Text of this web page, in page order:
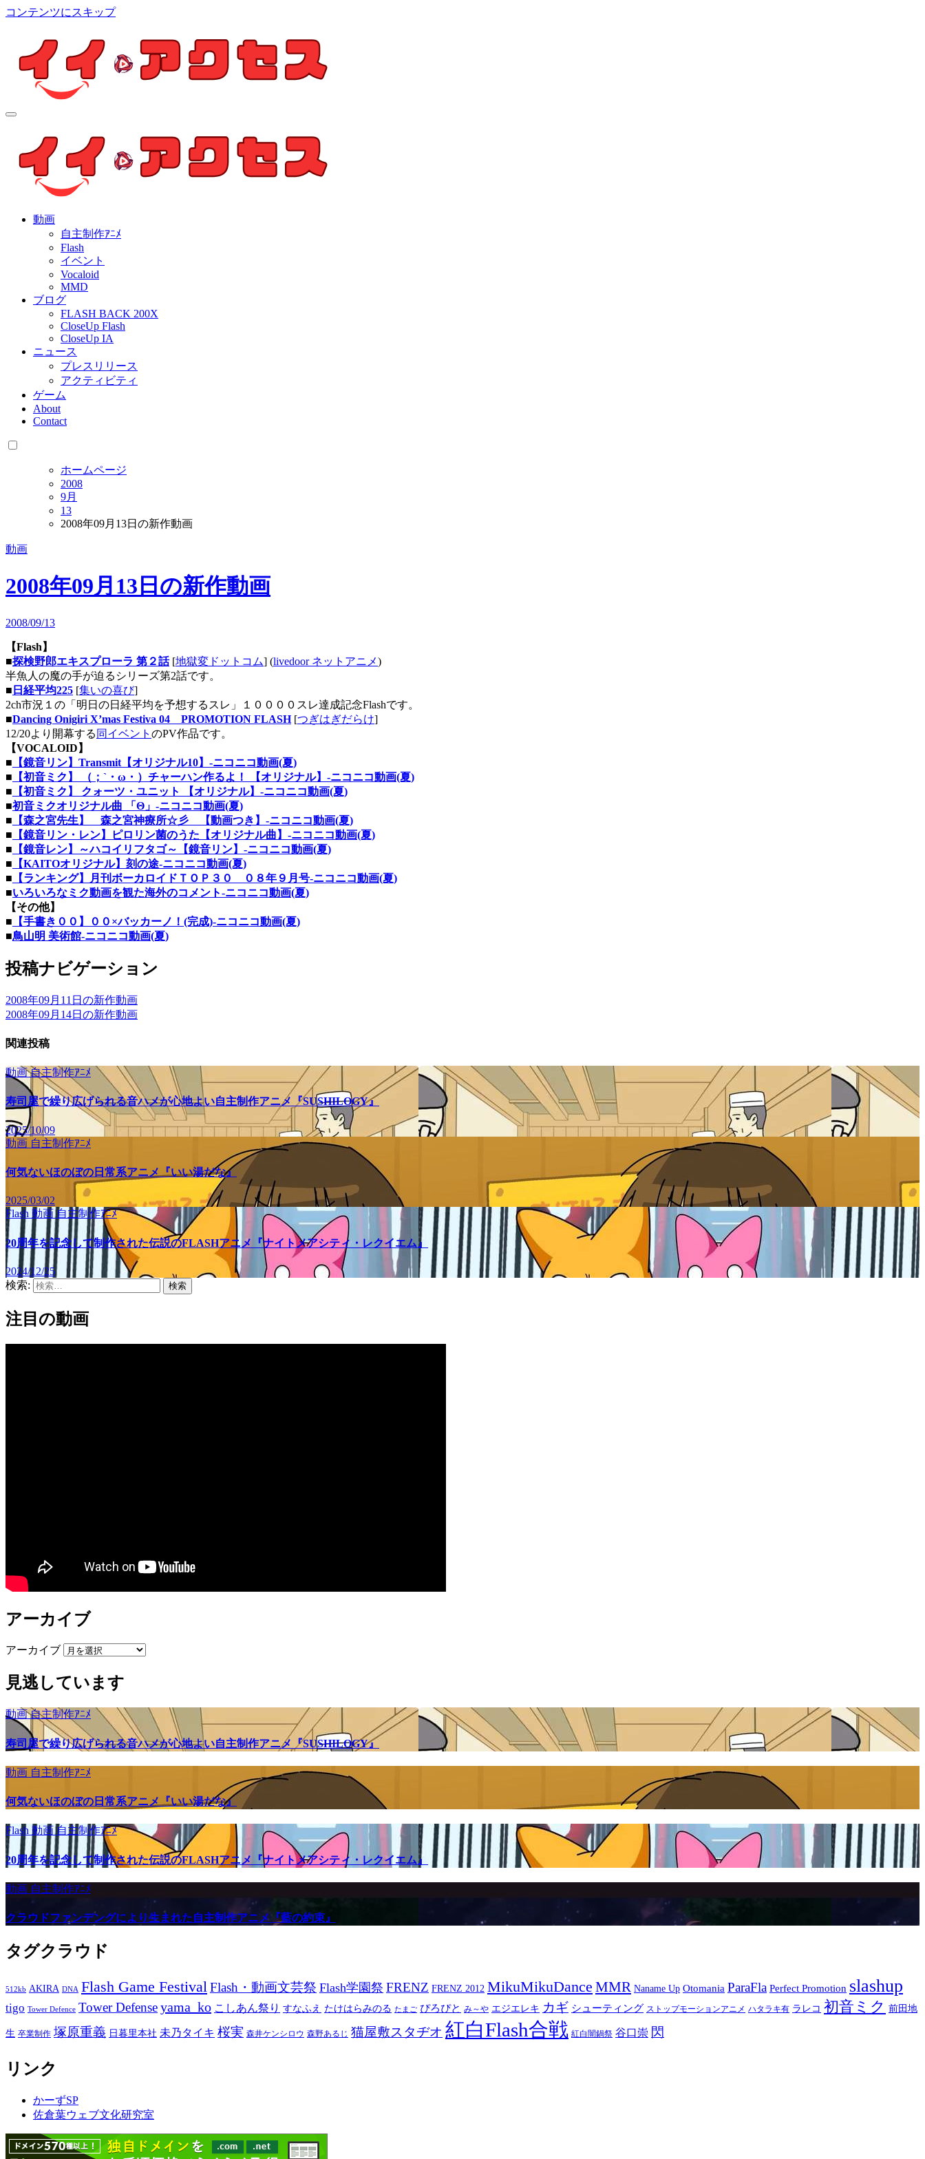
コンテンツにスキップ
個人制作アニメを中心とした動画紹介ブログ
動画
自主制作ｱﾆﾒ
Flash
イベント
Vocaloid
MMD
ブログ
FLASH BACK 200X
CloseUp Flash
CloseUp IA
ニュース
プレスリリース
アクティビティ
ゲーム
About
Contact
ホームページ
2008
9月
13
2008年09月13日の新作動画
動画
2008年09月13日の新作動画
2008/09/13
【Flash】
■探検野郎エキスプローラ 第２話[地獄変ドットコム] (livedoor ネットアニメ)
半魚人の魔の手が迫るシリーズ第2話です。
■ 日経平均225 [集いの喜び]
2ch市況１の「明日の日経平均を予想するスレ」１００００スレ達成記念Flashです。
■Dancing Onigiri X’mas Festiva 04 PROMOTION FLASH[つぎはぎだらけ]
12/20より開幕する 同イベント のPV作品です。
【VOCALOID】
■ 【鏡音リン】Transmit【オリジナル10】‐ニコニコ動画(夏)
■ 【初音ミク】 （；`・ω・）チャーハン作るよ！ 【オリジナル】‐ニコニコ動画(夏)
■ 【初音ミク】 クォーツ・ユニット 【オリジナル】‐ニコニコ動画(夏)
■初音ミクオリジナル曲 「Θ」‐ニコニコ動画(夏)
■ 【森之宮先生】 森之宮神療所☆彡 【動画つき】‐ニコニコ動画(夏)
■ 【鏡音リン・レン】ピロリン菌のうた【オリジナル曲】‐ニコニコ動画(夏)
■ 【鏡音レン】～ハコイリフタゴ～【鏡音リン】‐ニコニコ動画(夏)
■ 【KAITOオリジナル】刻の途‐ニコニコ動画(夏)
■ 【ランキング】月刊ボーカロイドＴＯＰ３０ ０８年９月号‐ニコニコ動画(夏)
■いろいろなミク動画を観た海外のコメント‐ニコニコ動画(夏)
【その他】
■ 【手書き００】００×バッカーノ！(完成)‐ニコニコ動画(夏)
■鳥山明 美術館‐ニコニコ動画(夏)
投稿ナビゲーション
2008年09月11日の新作動画
2008年09月14日の新作動画
関連投稿
動画自主制作ｱﾆﾒ
寿司屋で繰り広げられる音ハメが心地よい自主制作アニメ『SUSHILOGY』
2025/10/09
動画 自主制作ｱﾆﾒ
何気ないほのぼの日常系アニメ『いい湯だな』
2025/03/02
Flash 動画自主制作ｱﾆﾒ
20周年を記念して制作された伝説のFLASHアニメ『ナイトメアシティ・レクイエム』
2024/12/25
検索:
注目の動画
アーカイブ
アーカイブ
見逃しています
動画自主制作ｱﾆﾒ
寿司屋で繰り広げられる音ハメが心地よい自主制作アニメ『SUSHILOGY』
動画 自主制作ｱﾆﾒ
何気ないほのぼの日常系アニメ『いい湯だな』
Flash 動画自主制作ｱﾆﾒ
20周年を記念して制作された伝説のFLASHアニメ『ナイトメアシティ・レクイエム』
動画 自主制作ｱﾆﾒ
クラウドファンデングにより生まれた自主制作アニメ『藍の約束』
タグクラウド
512kb AKIRA DNA Flash Game FestivalFlash・動画文芸祭 Flash学園祭 FRENZ FRENZ 2012 MikuMikuDance MMR Naname Up Otomania ParaFla Perfect Promotion slashup
tigo Tower Defence Tower Defenseyama_ko こしあん祭り すなふえ たけはらみのる たまご ぴろぴと み～や エジエレキ カギ シューティング ストップモーションアニメ ハタラキ有 ラレコ 初音ミク 前田地
生 卒業制作 塚原重義 日暮里本社 未乃タイキ 桜実 森井ケンシロウ 森野あるじ 猫屋敷スタヂオ 紅白Flash合戦 紅白闇鍋祭 谷口崇 閃
リンク
かーずSP
佐倉葉ウェブ文化研究室